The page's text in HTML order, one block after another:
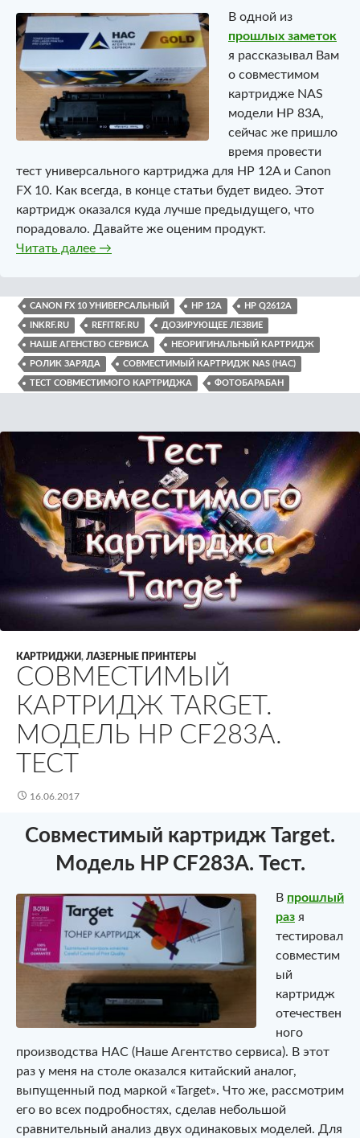
В одной из
прошлых заметок
я рассказывал Вам
о совместимом
картридже NAS
модели HP 83A,
сейчас же пришло
время провести
тест универсального картриджа для HP 12A и Canon
FX 10. Как всегда, в конце статьи будет видео. Этот
картридж оказался куда лучше предыдущего, что
порадовало. Давайте же оценим продукт.
Читать далее Совместимый картридж NAS (НАС).
→
CANON FX 10 УНИВЕРСАЛЬНЫЙ HP 12A HP Q2612A
INKRF.RU REFITRF.RU ДОЗИРУЮЩЕЕ ЛЕЗВИЕ
НАШЕ АГЕНСТВО СЕРВИСА НЕОРИГИНАЛЬНЫЙ КАРТРИДЖ
РОЛИК ЗАРЯДА СОВМЕСТИМЫЙ КАРТРИДЖ NAS (НАС)
ТЕСТ СОВМЕСТИМОГО КАРТРИДЖА ФОТОБАРАБАН
КАРТРИДЖИ, ЛАЗЕРНЫЕ ПРИНТЕРЫ
СОВМЕСТИМЫЙ
КАРТРИДЖ TARGET.
МОДЕЛЬ HP CF283A.
ТЕСТ
16.06.2017
Совместимый картридж Target.
Модель HP CF283A. Тест.
В прошлый
раз я
тестировал
совместим
ый
картридж
отечествен
ного
производства НАС (Наше Агентство сервиса). В этот
раз у меня на столе оказался китайский аналог,
выпущенный под маркой «Target». Что же, рассмотрим
его во всех подробностях, сделав небольшой
сравнительный анализ двух одинаковых моделей. Для